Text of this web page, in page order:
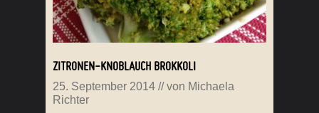
ZITRONEN-KNOBLAUCH BROKKOLI
25. September 2014 // von Michaela
Richter